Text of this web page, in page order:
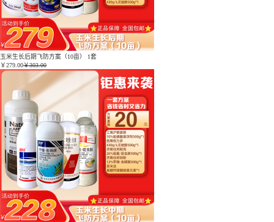
玉米生长后期飞防方案（10亩） 1套
￥279.00￥303.00